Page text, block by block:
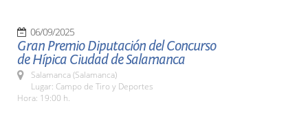
06/09/2025
Gran Premio Diputación del Concurso
de Hípica Ciudad de Salamanca
Salamanca (Salamanca)
Lugar: Campo de Tiro y Deportes
Hora: 19:00 h.